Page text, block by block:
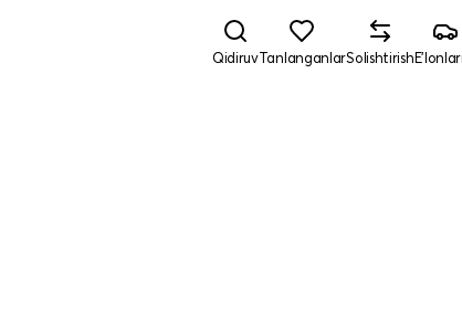
QidiruvTanlanganlarSolishtirish